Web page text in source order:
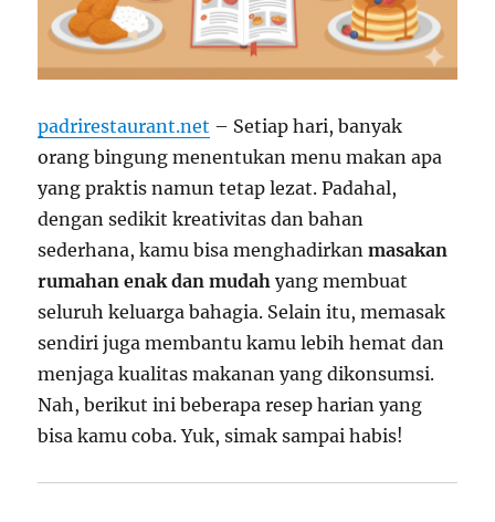
padrirestaurant.net – Setiap hari, banyak
orang bingung menentukan menu makan apa
yang praktis namun tetap lezat. Padahal,
dengan sedikit kreativitas dan bahan
sederhana, kamu bisa menghadirkanmasakan
rumahan enak dan mudah yang membuat
seluruh keluarga bahagia. Selain itu, memasak
sendiri juga membantu kamu lebih hemat dan
menjaga kualitas makanan yang dikonsumsi.
Nah, berikut ini beberapa resep harian yang
bisa kamu coba. Yuk, simak sampai habis!